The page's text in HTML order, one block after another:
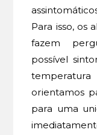
Para isso, os
fazem
possível
orientamos
para uma